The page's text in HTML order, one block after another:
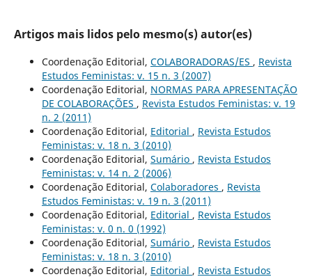
Artigos mais lidos pelo mesmo(s) autor(es)
Coordenação Editorial, COLABORADORAS/ES , Revista
Estudos Feministas: v. 15 n. 3 (2007)
Coordenação Editorial, NORMAS PARA APRESENTAÇÃO
DE COLABORAÇÕES , Revista Estudos Feministas: v. 19
n. 2 (2011)
Coordenação Editorial, Editorial , Revista Estudos
Feministas: v. 18 n. 3 (2010)
Coordenação Editorial, Sumário , Revista Estudos
Feministas: v. 14 n. 2 (2006)
Coordenação Editorial, Colaboradores , Revista
Estudos Feministas: v. 19 n. 3 (2011)
Coordenação Editorial, Editorial , Revista Estudos
Feministas: v. 0 n. 0 (1992)
Coordenação Editorial, Sumário , Revista Estudos
Feministas: v. 18 n. 3 (2010)
Coordenação Editorial, Editorial , Revista Estudos